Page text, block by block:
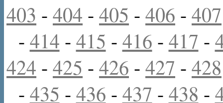
403 - 404 - 405 - 406 - 407
- 414 - 415 - 416 - 417 -
424 - 425 - 426 - 427 - 428
- 435 - 436 - 437 - 438 -